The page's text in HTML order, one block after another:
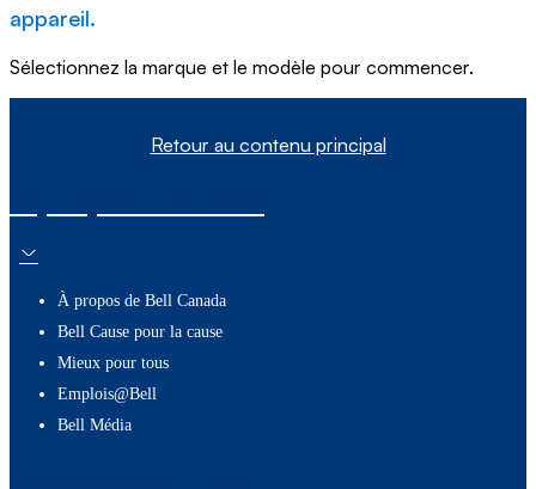
appareil.
Sélectionnez la marque et le modèle pour commencer.
Retour au contenu principal
À propos de Bell Canada
Bell Cause pour la cause
Mieux pour tous
Emplois@Bell
Bell Média